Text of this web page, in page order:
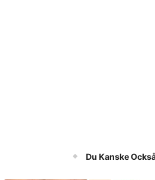
Du Kanske